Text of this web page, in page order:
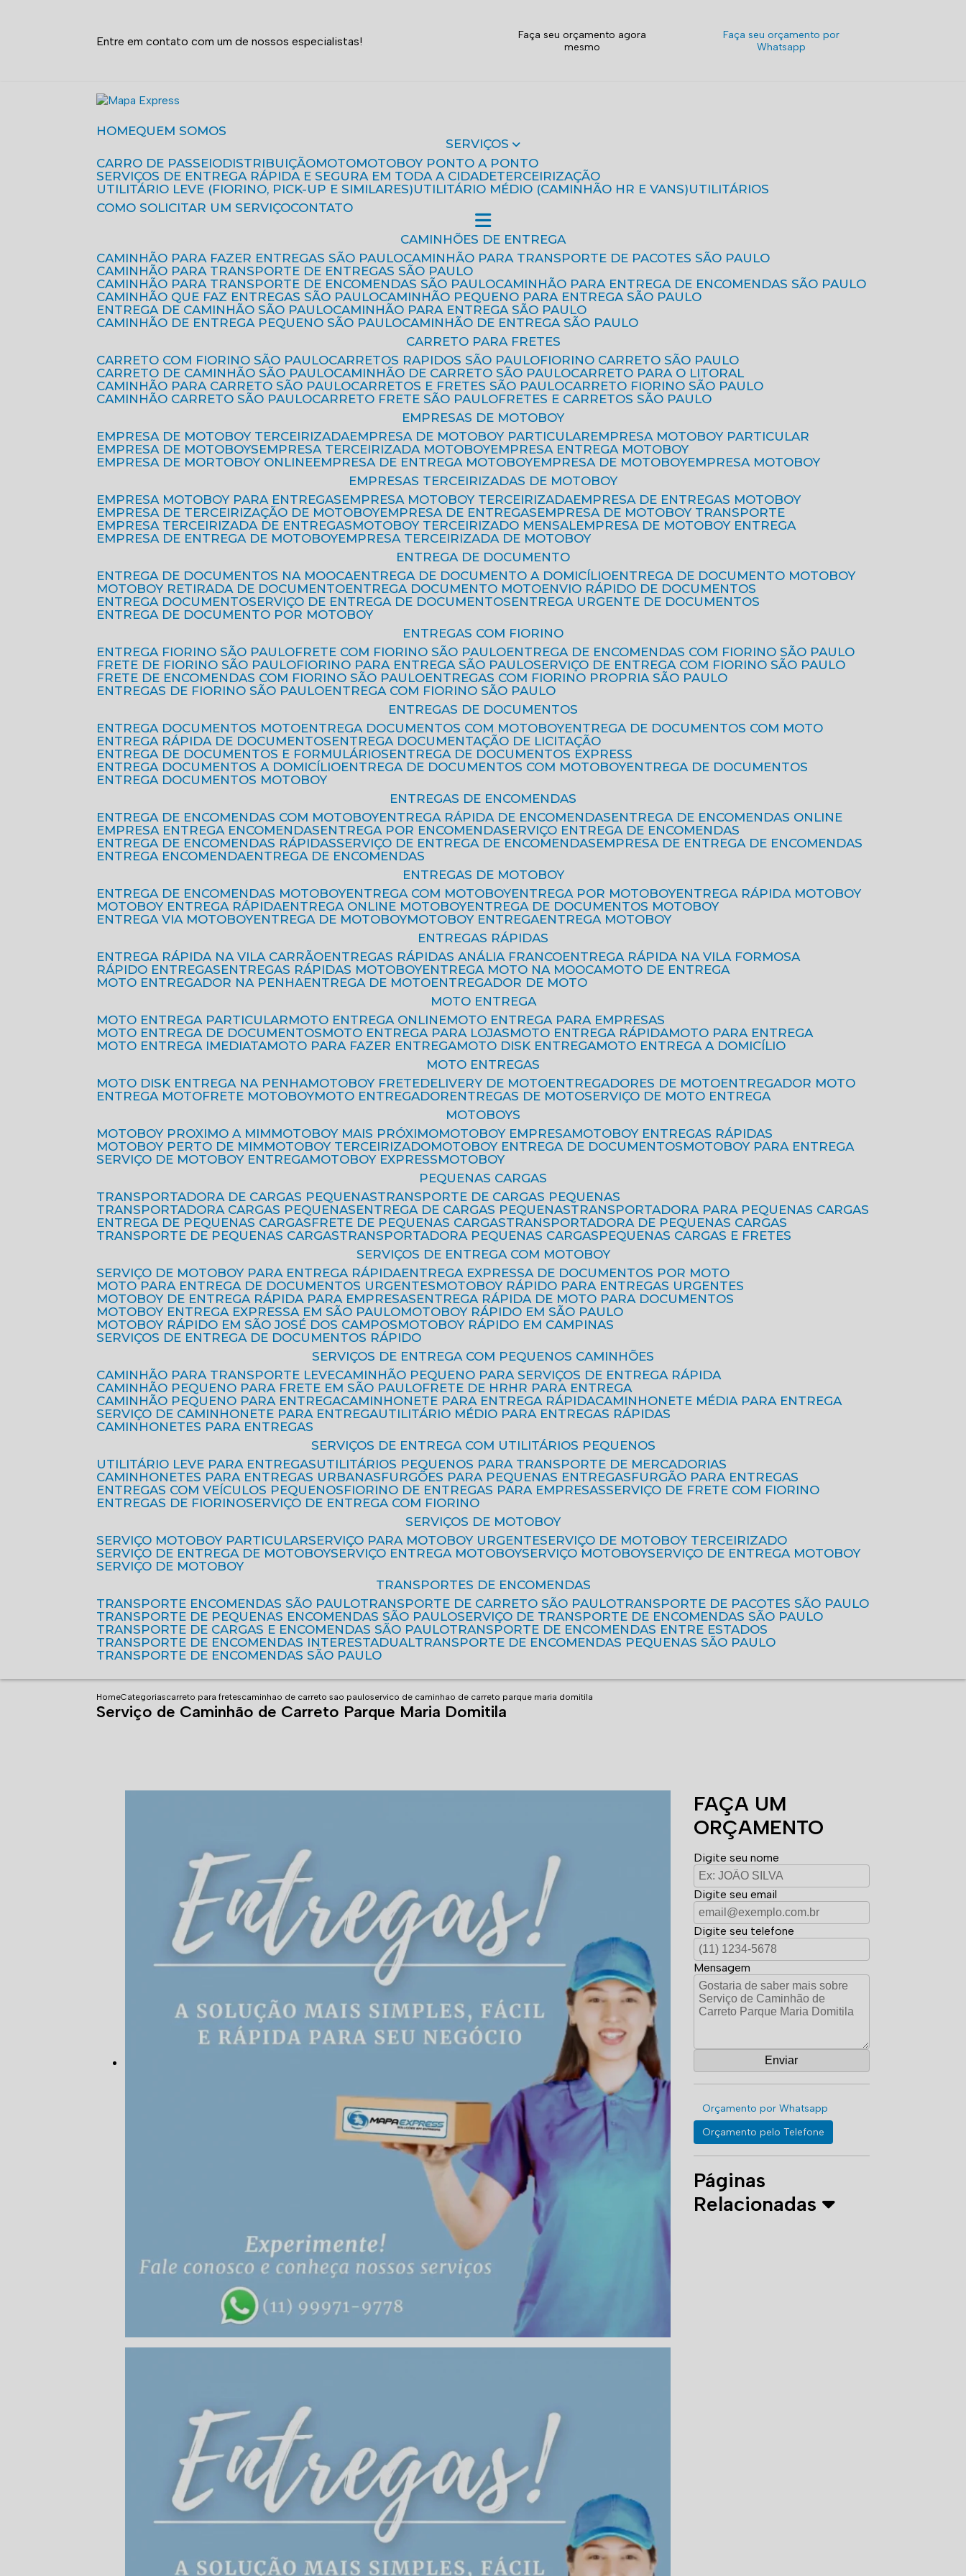
Entre em contato com um de nossos especialistas!
Faça seu orçamento agora
mesmo
Faça seu orçamento por
Whatsapp
HOME
QUEM SOMOS
SERVIÇOS
CARRO DE PASSEIO
DISTRIBUIÇÃO MOTO
MOTOBOY PONTO A PONTO
SERVIÇOS DE ENTREGA RÁPIDA E SEGURA EM TODA A CIDADE
TERCEIRIZAÇÃO
UTILITÁRIO LEVE (FIORINO, PICK-UP E SIMILARES)
UTILITÁRIO MÉDIO (CAMINHÃO HR E VANS)
UTILITÁRIOS
COMO SOLICITAR UM SERVIÇO CONTATO
CAMINHÕES DE ENTREGA
CAMINHÃO PARA FAZER ENTREGAS SÃO PAULO
CAMINHÃO PARA TRANSPORTE DE PACOTES SÃO PAULO
CAMINHÃO PARA TRANSPORTE DE ENTREGAS SÃO PAULO
CAMINHÃO PARA TRANSPORTE DE ENCOMENDAS SÃO PAULO
CAMINHÃO PARA ENTREGA DE ENCOMENDAS SÃO PAULO
CAMINHÃO QUE FAZ ENTREGAS SÃO PAULO
CAMINHÃO PEQUENO PARA ENTREGA SÃO PAULO
ENTREGA DE CAMINHÃO SÃO PAULO
CAMINHÃO PARA ENTREGA SÃO PAULO
CAMINHÃO DE ENTREGA PEQUENO SÃO PAULO
CAMINHÃO DE ENTREGA SÃO PAULO
CARRETO PARA FRETES
CARRETO COM FIORINO SÃO PAULO
CARRETOS RAPIDOS SÃO PAULO
FIORINO CARRETO SÃO PAULO
CARRETO DE CAMINHÃO SÃO PAULO
CAMINHÃO DE CARRETO SÃO PAULO
CARRETO PARA O LITORAL
CAMINHÃO PARA CARRETO SÃO PAULO
CARRETOS E FRETES SÃO PAULO
CARRETO FIORINO SÃO PAULO
CAMINHÃO CARRETO SÃO PAULO
CARRETO FRETE SÃO PAULO
FRETES E CARRETOS SÃO PAULO
EMPRESAS DE MOTOBOY
EMPRESA DE MOTOBOY TERCEIRIZADA
EMPRESA DE MOTOBOY PARTICULAR
EMPRESA MOTOBOY PARTICULAR
EMPRESA DE MOTOBOYS
EMPRESA TERCEIRIZADA MOTOBOY
EMPRESA ENTREGA MOTOBOY
EMPRESA DE MORTOBOY ONLINE
EMPRESA DE ENTREGA MOTOBOY EMPRESA DE MOTOBOY
EMPRESA MOTOBOY
EMPRESAS TERCEIRIZADAS DE MOTOBOY
EMPRESA MOTOBOY PARA ENTREGAS
EMPRESA MOTOBOY TERCEIRIZADA
EMPRESA DE ENTREGAS MOTOBOY
EMPRESA DE TERCEIRIZAÇÃO DE MOTOBOY
EMPRESA DE ENTREGAS
EMPRESA DE MOTOBOY TRANSPORTE
EMPRESA TERCEIRIZADA DE ENTREGAS
MOTOBOY TERCEIRIZADO MENSAL
EMPRESA DE MOTOBOY ENTREGA
EMPRESA DE ENTREGA DE MOTOBOY
EMPRESA TERCEIRIZADA DE MOTOBOY
ENTREGA DE DOCUMENTO
ENTREGA DE DOCUMENTOS NA MOOCA
ENTREGA DE DOCUMENTO A DOMICÍLIO
ENTREGA DE DOCUMENTO MOTOBOY
MOTOBOY RETIRADA DE DOCUMENTO
ENTREGA DOCUMENTO MOTO
ENVIO RÁPIDO DE DOCUMENTOS
ENTREGA DOCUMENTO
SERVIÇO DE ENTREGA DE DOCUMENTOS
ENTREGA URGENTE DE DOCUMENTOS
ENTREGA DE DOCUMENTO POR MOTOBOY
ENTREGAS COM FIORINO
ENTREGA FIORINO SÃO PAULO
FRETE COM FIORINO SÃO PAULO
ENTREGA DE ENCOMENDAS COM FIORINO SÃO PAULO
FRETE DE FIORINO SÃO PAULO
FIORINO PARA ENTREGA SÃO PAULO
SERVIÇO DE ENTREGA COM FIORINO SÃO PAULO
FRETE DE ENCOMENDAS COM FIORINO SÃO PAULO
ENTREGAS COM FIORINO PROPRIA SÃO PAULO
ENTREGAS DE FIORINO SÃO PAULO
ENTREGA COM FIORINO SÃO PAULO
ENTREGAS DE DOCUMENTOS
ENTREGA DOCUMENTOS MOTO
ENTREGA DOCUMENTOS COM MOTOBOY
ENTREGA DE DOCUMENTOS COM MOTO
ENTREGA RÁPIDA DE DOCUMENTOS
ENTREGA DOCUMENTAÇÃO DE LICITAÇÃO
ENTREGA DE DOCUMENTOS E FORMULÁRIOS
ENTREGA DE DOCUMENTOS EXPRESS
ENTREGA DOCUMENTOS A DOMICÍLIO
ENTREGA DE DOCUMENTOS COM MOTOBOY
ENTREGA DE DOCUMENTOS
ENTREGA DOCUMENTOS MOTOBOY
ENTREGAS DE ENCOMENDAS
ENTREGA DE ENCOMENDAS COM MOTOBOY
ENTREGA RÁPIDA DE ENCOMENDAS
ENTREGA DE ENCOMENDAS ONLINE
EMPRESA ENTREGA ENCOMENDAS
ENTREGA POR ENCOMENDA
SERVIÇO ENTREGA DE ENCOMENDAS
ENTREGA DE ENCOMENDAS RÁPIDAS
SERVIÇO DE ENTREGA DE ENCOMENDAS
EMPRESA DE ENTREGA DE ENCOMENDAS
ENTREGA ENCOMENDA
ENTREGA DE ENCOMENDAS
ENTREGAS DE MOTOBOY
ENTREGA DE ENCOMENDAS MOTOBOY
ENTREGA COM MOTOBOY ENTREGA POR MOTOBOY
ENTREGA RÁPIDA MOTOBOY
MOTOBOY ENTREGA RÁPIDA
ENTREGA ONLINE MOTOBOY
ENTREGA DE DOCUMENTOS MOTOBOY
ENTREGA VIA MOTOBOY
ENTREGA DE MOTOBOY MOTOBOY ENTREGA
ENTREGA MOTOBOY
ENTREGAS RÁPIDAS
ENTREGA RÁPIDA NA VILA CARRÃO
ENTREGAS RÁPIDAS ANÁLIA FRANCO
ENTREGA RÁPIDA NA VILA FORMOSA
RÁPIDO ENTREGAS
ENTREGAS RÁPIDAS MOTOBOY ENTREGA MOTO NA MOOCA
MOTO DE ENTREGA
MOTO ENTREGADOR NA PENHA
ENTREGA DE MOTO
ENTREGADOR DE MOTO
MOTO ENTREGA
MOTO ENTREGA PARTICULAR
MOTO ENTREGA ONLINE
MOTO ENTREGA PARA EMPRESAS
MOTO ENTREGA DE DOCUMENTOS
MOTO ENTREGA PARA LOJAS MOTO ENTREGA RÁPIDA
MOTO PARA ENTREGA
MOTO ENTREGA IMEDIATA
MOTO PARA FAZER ENTREGA MOTO DISK ENTREGA
MOTO ENTREGA A DOMICÍLIO
MOTO ENTREGAS
MOTO DISK ENTREGA NA PENHA
MOTOBOY FRETE DELIVERY DE MOTO ENTREGADORES DE MOTO
ENTREGADOR MOTO
ENTREGA MOTO
FRETE MOTOBOY MOTO ENTREGADOR ENTREGAS DE MOTO
SERVIÇO DE MOTO ENTREGA
MOTOBOYS
MOTOBOY PROXIMO A MIM
MOTOBOY MAIS PRÓXIMO MOTOBOY EMPRESA
MOTOBOY ENTREGAS RÁPIDAS
MOTOBOY PERTO DE MIM
MOTOBOY TERCEIRIZADO MOTOBOY ENTREGA DE DOCUMENTOS
MOTOBOY PARA ENTREGA
SERVIÇO DE MOTOBOY ENTREGA
MOTOBOY EXPRESS
MOTOBOY
PEQUENAS CARGAS
TRANSPORTADORA DE CARGAS PEQUENAS
TRANSPORTE DE CARGAS PEQUENAS
TRANSPORTADORA CARGAS PEQUENAS
ENTREGA DE CARGAS PEQUENAS
TRANSPORTADORA PARA PEQUENAS CARGAS
ENTREGA DE PEQUENAS CARGAS
FRETE DE PEQUENAS CARGAS
TRANSPORTADORA DE PEQUENAS CARGAS
TRANSPORTE DE PEQUENAS CARGAS
TRANSPORTADORA PEQUENAS CARGAS
PEQUENAS CARGAS E FRETES
SERVIÇOS DE ENTREGA COM MOTOBOY
SERVIÇO DE MOTOBOY PARA ENTREGA RÁPIDA
ENTREGA EXPRESSA DE DOCUMENTOS POR MOTO
MOTO PARA ENTREGA DE DOCUMENTOS URGENTES
MOTOBOY RÁPIDO PARA ENTREGAS URGENTES
MOTOBOY DE ENTREGA RÁPIDA PARA EMPRESAS
ENTREGA RÁPIDA DE MOTO PARA DOCUMENTOS
MOTOBOY ENTREGA EXPRESSA EM SÃO PAULO
MOTOBOY RÁPIDO EM SÃO PAULO
MOTOBOY RÁPIDO EM SÃO JOSÉ DOS CAMPOS
MOTOBOY RÁPIDO EM CAMPINAS
SERVIÇOS DE ENTREGA DE DOCUMENTOS RÁPIDO
SERVIÇOS DE ENTREGA COM PEQUENOS CAMINHÕES
CAMINHÃO PARA TRANSPORTE LEVE
CAMINHÃO PEQUENO PARA SERVIÇOS DE ENTREGA RÁPIDA
CAMINHÃO PEQUENO PARA FRETE EM SÃO PAULO
FRETE DE HR
HR PARA ENTREGA
CAMINHÃO PEQUENO PARA ENTREGA CAMINHONETE PARA ENTREGA RÁPIDA CAMINHONETE MÉDIA PARA ENTREGA
SERVIÇO DE CAMINHONETE PARA ENTREGA
UTILITÁRIO MÉDIO PARA ENTREGAS RÁPIDAS
CAMINHONETES PARA ENTREGAS
SERVIÇOS DE ENTREGA COM UTILITÁRIOS PEQUENOS
UTILITÁRIO LEVE PARA ENTREGAS
UTILITÁRIOS PEQUENOS PARA TRANSPORTE DE MERCADORIAS
CAMINHONETES PARA ENTREGAS URBANAS
FURGÕES PARA PEQUENAS ENTREGAS
FURGÃO PARA ENTREGAS
ENTREGAS COM VEÍCULOS PEQUENOS
FIORINO DE ENTREGAS PARA EMPRESAS
SERVIÇO DE FRETE COM FIORINO
ENTREGAS DE FIORINO
SERVIÇO DE ENTREGA COM FIORINO
SERVIÇOS DE MOTOBOY
SERVIÇO MOTOBOY PARTICULAR
SERVIÇO PARA MOTOBOY URGENTE
SERVIÇO DE MOTOBOY TERCEIRIZADO
SERVIÇO DE ENTREGA DE MOTOBOY
SERVIÇO ENTREGA MOTOBOY SERVIÇO MOTOBOY
SERVIÇO DE ENTREGA MOTOBOY
SERVIÇO DE MOTOBOY
TRANSPORTES DE ENCOMENDAS
TRANSPORTE ENCOMENDAS SÃO PAULO
TRANSPORTE DE CARRETO SÃO PAULO
TRANSPORTE DE PACOTES SÃO PAULO
TRANSPORTE DE PEQUENAS ENCOMENDAS SÃO PAULO
SERVIÇO DE TRANSPORTE DE ENCOMENDAS SÃO PAULO
TRANSPORTE DE CARGAS E ENCOMENDAS SÃO PAULO
TRANSPORTE DE ENCOMENDAS ENTRE ESTADOS
TRANSPORTE DE ENCOMENDAS INTERESTADUAL
TRANSPORTE DE ENCOMENDAS PEQUENAS SÃO PAULO
TRANSPORTE DE ENCOMENDAS SÃO PAULO
HomeCategoriascarreto para fretescaminhao de carreto sao pauloservico de caminhao de carreto parque maria domitila
Serviço de Caminhão de Carreto Parque Maria Domitila
FAÇA UM
ORÇAMENTO
Digite seu nome
Digite seu email
Digite seu telefone
Mensagem
Orçamento por Whatsapp
Orçamento pelo Telefone
Páginas
Relacionadas